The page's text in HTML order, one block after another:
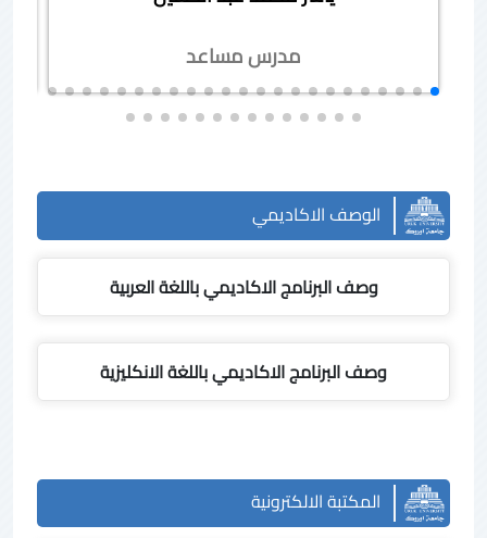
مدرس مساعد
الوصف الاكاديمي
وصف البرنامج الاكاديمي باللغة العربية
وصف البرنامج الاكاديمي باللغة الانكليزية
المكتبة الالكترونية